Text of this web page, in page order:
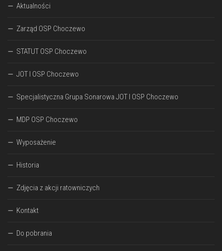
Aktualności
Zarząd OSP Choczewo
STATUT OSP Choczewo
JOT I OSP Choczewo
Specjalistyczna Grupa Sonarowa JOT I OSP Choczewo
MDP OSP Choczewo
Wyposażenie
Historia
Zdjęcia z akcji ratowniczych
Kontakt
Do pobrania